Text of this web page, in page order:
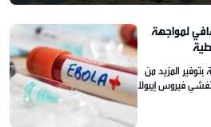
لمواجهة
المزيد من
فيروس إيبولا